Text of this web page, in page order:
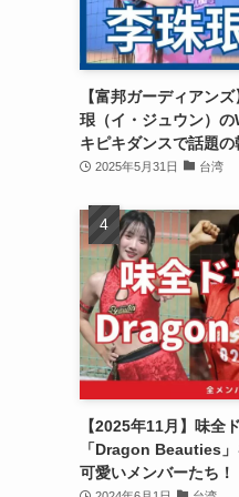
【富邦ガーディアン
珢（イ・ジュウン）
キピキダンスで話題の
2025年5月31日 台湾
【2025年11月】味全
「Dragon Beauties
可愛いメンバーたち！